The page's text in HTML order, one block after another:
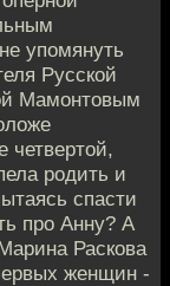
упомянуть
Русской
Мамонтовым
четвертой,
родить и
спасти
про Анну? А
Раскова
женщин -